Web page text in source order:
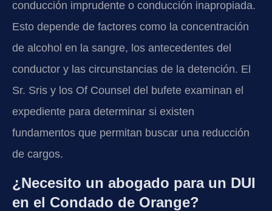
conducción imprudente o conducción inapropiada.
Esto depende de factores como la concentración
de alcohol en la sangre, los antecedentes del
conductor y las circunstancias de la detención. El
Sr. Sris y los Of Counsel del bufete examinan el
expediente para determinar si existen
fundamentos que permitan buscar una reducción
de cargos.
¿Necesito un abogado para un DUI
en el Condado de Orange?